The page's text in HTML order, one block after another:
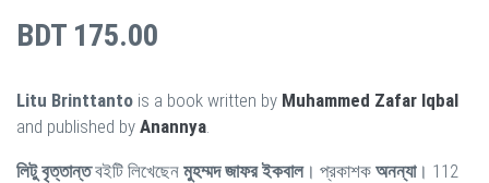
BDT 175.00
Litu Brinttanto is a book written by Muhammed Zafar Iqbal
and published by Anannya
লিটু বৃত্তান্তবইটি লিখেছেন মুহম্মদ জাফর ইকবাল। প্রকাশক অনন্যা। 112